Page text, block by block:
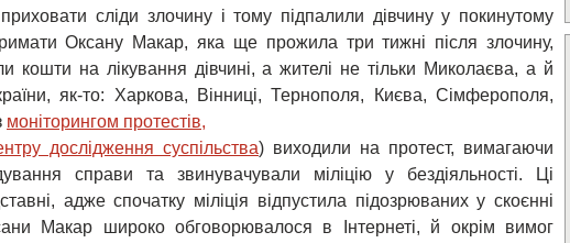
сліди злочину і тому підпалили дівчину у покинутому
Оксану Макар, яка ще прожила три тижні після злочину,
кошти на лікування дівчині, а жителі не тільки Миколаєва, а й
як-то: Харкова, Вінниці, Тернополя, Києва, Сімферополя,
моніторингом протестів,
дослідження суспільства) виходили на протест, вимагаючи
справи та звинувачували міліцію у бездіяльності. Ці
адже спочатку міліція відпустила підозрюваних у скоєнні
Макар широко обговорювалося в Інтернеті, й окрім вимог